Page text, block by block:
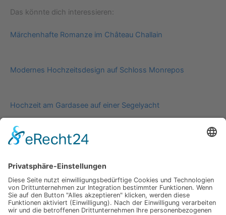
Das könnte dich interessieren:
Märchenhafte Romanze im Château Challain
Modernes Hochzeitsdesign auf Schloss Monrepos
Hochzeit am Gardasee auf einer Segelyacht
Impressum
About
Einsendung
AGB
Datenschutzerklärung